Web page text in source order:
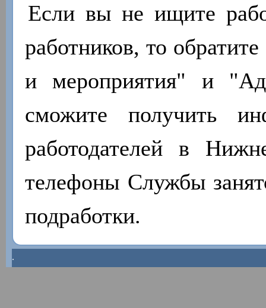
Если вы не ищите
работников, то
и мероприятия" и
сможите получить
работодателей в
телефоны Службы
подработки.
.